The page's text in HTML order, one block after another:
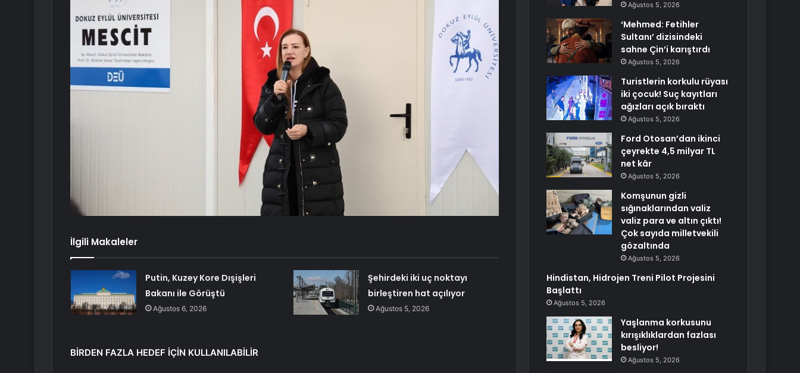
İlgili Makaleler
Putin, Kuzey Kore Dışişleri
Bakanı ile Görüştü
Ağustos 6, 2026
Şehirdeki iki uç noktayı
birleştiren hat açılıyor
Ağustos 5, 2026
BİRDEN FAZLA HEDEF İÇİN KULLANILABİLİR
Ağustos 5, 2026
‘Mehmed: Fetihler
Sultanı’ dizisindeki
sahne Çin’i karıştırdı
Ağustos 5, 2026
Turistlerin korkulu rüyası
iki çocuk! Suç kayıtları
ağızları açık bıraktı
Ağustos 5, 2026
Ford Otosan’dan ikinci
çeyrekte 4,5 milyar TL
net kâr
Ağustos 5, 2026
Komşunun gizli
sığınaklarından valiz
valiz para ve altın çıktı!
Çok sayıda milletvekili
gözaltında
Ağustos 5, 2026
Hindistan, Hidrojen Treni Pilot Projesini
Başlattı
Ağustos 5, 2026
Yaşlanma korkusunu
kırışıklıklardan fazlası
besliyor!
Ağustos 5, 2026